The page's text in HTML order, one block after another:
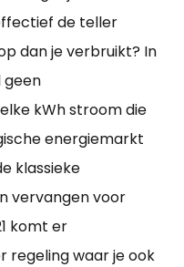
de teller
dan je verbruikt? In
geen
kWh stroom die
energiemarkt
klassieke
vervangen voor
komt er
regeling waar je ook